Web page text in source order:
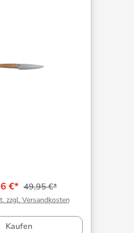
€* 49,95 €*
zzgl. Versandkosten
Kaufen